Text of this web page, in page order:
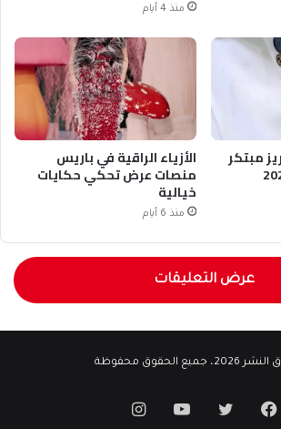
منذ 4 أيام
مبتكر الأزياء الراقية في باريس
منصات عرض تحكي حكايات
خيالية
منذ 6 أيام
عرض التعليقات
جميع الحقوق محفوظة
فيسبوكتويتر يوتيوبانستقرام